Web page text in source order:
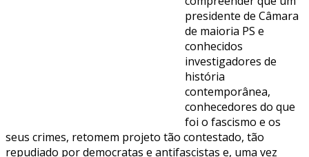
presidente de Câmara
de maioria PS e
conhecidos
investigadores de
história
contemporânea,
conhecedores do que
foi o fascismo e os
seus crimes, retomem projeto tão contestado, tão
repudiado por democratas e antifascistas e, uma vez